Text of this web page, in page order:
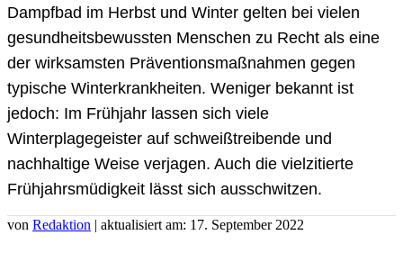
Dampfbad im Herbst und Winter gelten bei vielen
gesundheitsbewussten Menschen zu Recht als eine
der wirksamsten Präventionsmaßnahmen gegen
typische Winterkrankheiten. Weniger bekannt ist
jedoch: Im Frühjahr lassen sich viele
Winterplagegeister auf schweißtreibende und
nachhaltige Weise verjagen. Auch die vielzitierte
Frühjahrsmüdigkeit lässt sich ausschwitzen.
von Redaktion | aktualisiert am: 17. September 2022